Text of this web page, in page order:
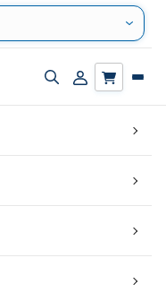
Zapnout/vypnout
Přihlásit/